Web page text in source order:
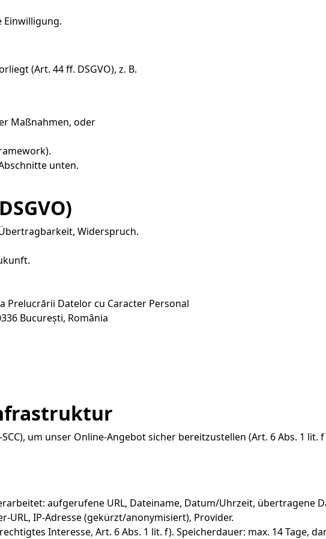
Einwilligung.
(Art. 44 ff. DSGVO), z. B.
Maßnahmen, oder
unten.
Widerspruch.
Prelucrării Datelor cu Caracter Personal
București, România
um unser Online-Angebot sicher bereitzustellen (Art. 6 Abs. 1 lit. f
aufgerufene URL, Dateiname, Datum/Uhrzeit, übertragene
IP-Adresse (gekürzt/anonymisiert), Provider.
Interesse, Art. 6 Abs. 1 lit. f). Speicherdauer: max. 14 Tage,